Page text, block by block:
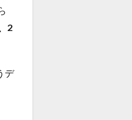
2
デ